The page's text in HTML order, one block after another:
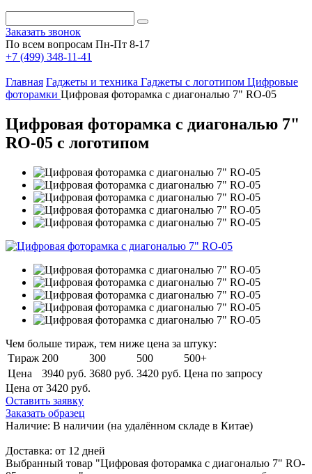
Заказать звонок
По всем вопросам Пн-Пт 8-17
+7 (499) 348-11-41
Главная Гаджеты и техника Гаджеты с логотипом Цифровые
фоторамки Цифровая фоторамка с диагональю 7" RO-05
Цифровая фоторамка с диагональю 7"
RO-05 с логотипом
Чем больше тираж, тем ниже цена за штуку:
Тираж 200 300 500
500+
Цена
3940 руб. 3680 руб. 3420 руб. Цена по запросу
Цена от 3420 руб.
Оставить заявку
Заказать образец
Наличие: В наличии (на удалённом складе в Китае)
Доставка: от 12 дней
Выбранный товар "Цифровая фоторамка с диагональю 7" RO-